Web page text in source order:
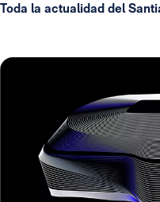
Toda la actualidad del